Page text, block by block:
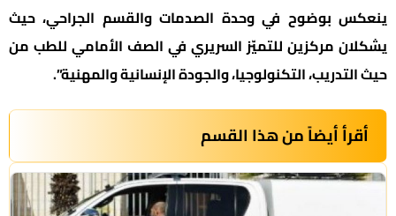
ينعكس بوضوح في وحدة الصدمات والقسم الجراحي، حيث
يشكلان مركزين للتميّز السريري في الصف الأمامي للطب من
حيث التدريب، التكنولوجيا، والجودة الإنسانية والمهنية”.
أقرأ أيضاً من هذا القسم